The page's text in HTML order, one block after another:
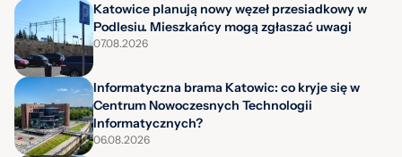
Katowice planują nowy węzeł przesiadkowy w
Podlesiu. Mieszkańcy mogą zgłaszać uwagi
07.08.2026
Informatyczna brama Katowic: co kryje się w
Centrum Nowoczesnych Technologii
Informatycznych?
06.08.2026